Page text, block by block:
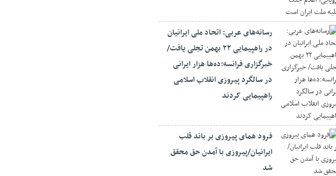
رسانه‌های عربی: اتحاد ملی ایرانیان
در راهپیمایی ۲۲ بهمن تجلی یافت/
خبرگزاری فرانسه:ده‌ها هزار ایرانی
در سالگرد پیروزی انقلاب اسلامی
راهپیمایی کردند
فرود همای پیروزی بر باند قلب
ایرانیان/پیروزی با آمدن حق محقق
شد